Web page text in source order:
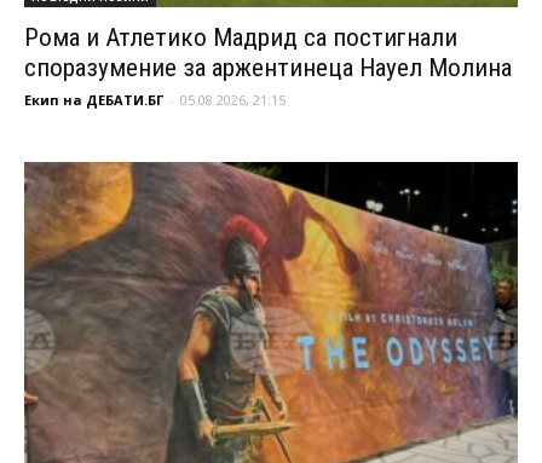
Рома и Атлетико Мадрид са постигнали
споразумение за аржентинеца Науел Молина
Екип на ДЕБАТИ.БГ - 05.08.2026, 21:15